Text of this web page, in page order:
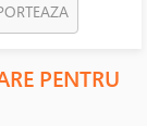
PENTRU